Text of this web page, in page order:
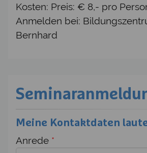
Kosten: Preis: € 8,- pro
Anmelden bei:
Bernhard
Meine Kontaktdaten
Anrede *